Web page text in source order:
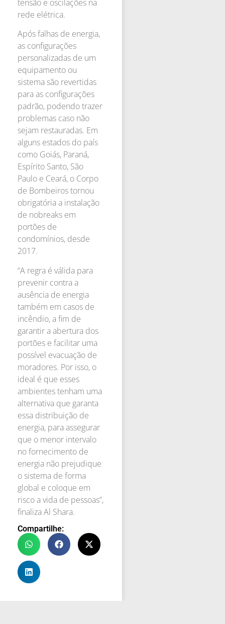
tensão e oscilações na
rede elétrica.
Após falhas de energia,
as configurações
personalizadas de um
equipamento ou
sistema são revertidas
para as configurações
padrão, podendo trazer
problemas caso não
sejam restauradas. Em
alguns estados do país
como Goiás, Paraná,
Espírito Santo, São
Paulo e Ceará, o Corpo
de Bombeiros tornou
obrigatória a instalação
de nobreaks em
portões de
condomínios, desde
2017.
“A regra é válida para
prevenir contra a
ausência de energia
também em casos de
incêndio, a fim de
garantir a abertura dos
portões e facilitar uma
possível evacuação de
moradores. Por isso, o
ideal é que esses
ambientes tenham uma
alternativa que garanta
essa distribuição de
energia, para assegurar
que o menor intervalo
no fornecimento de
energia não prejudique
o sistema de forma
global e coloque em
risco a vida de pessoas”,
finaliza Al Shara.
Compartilhe: